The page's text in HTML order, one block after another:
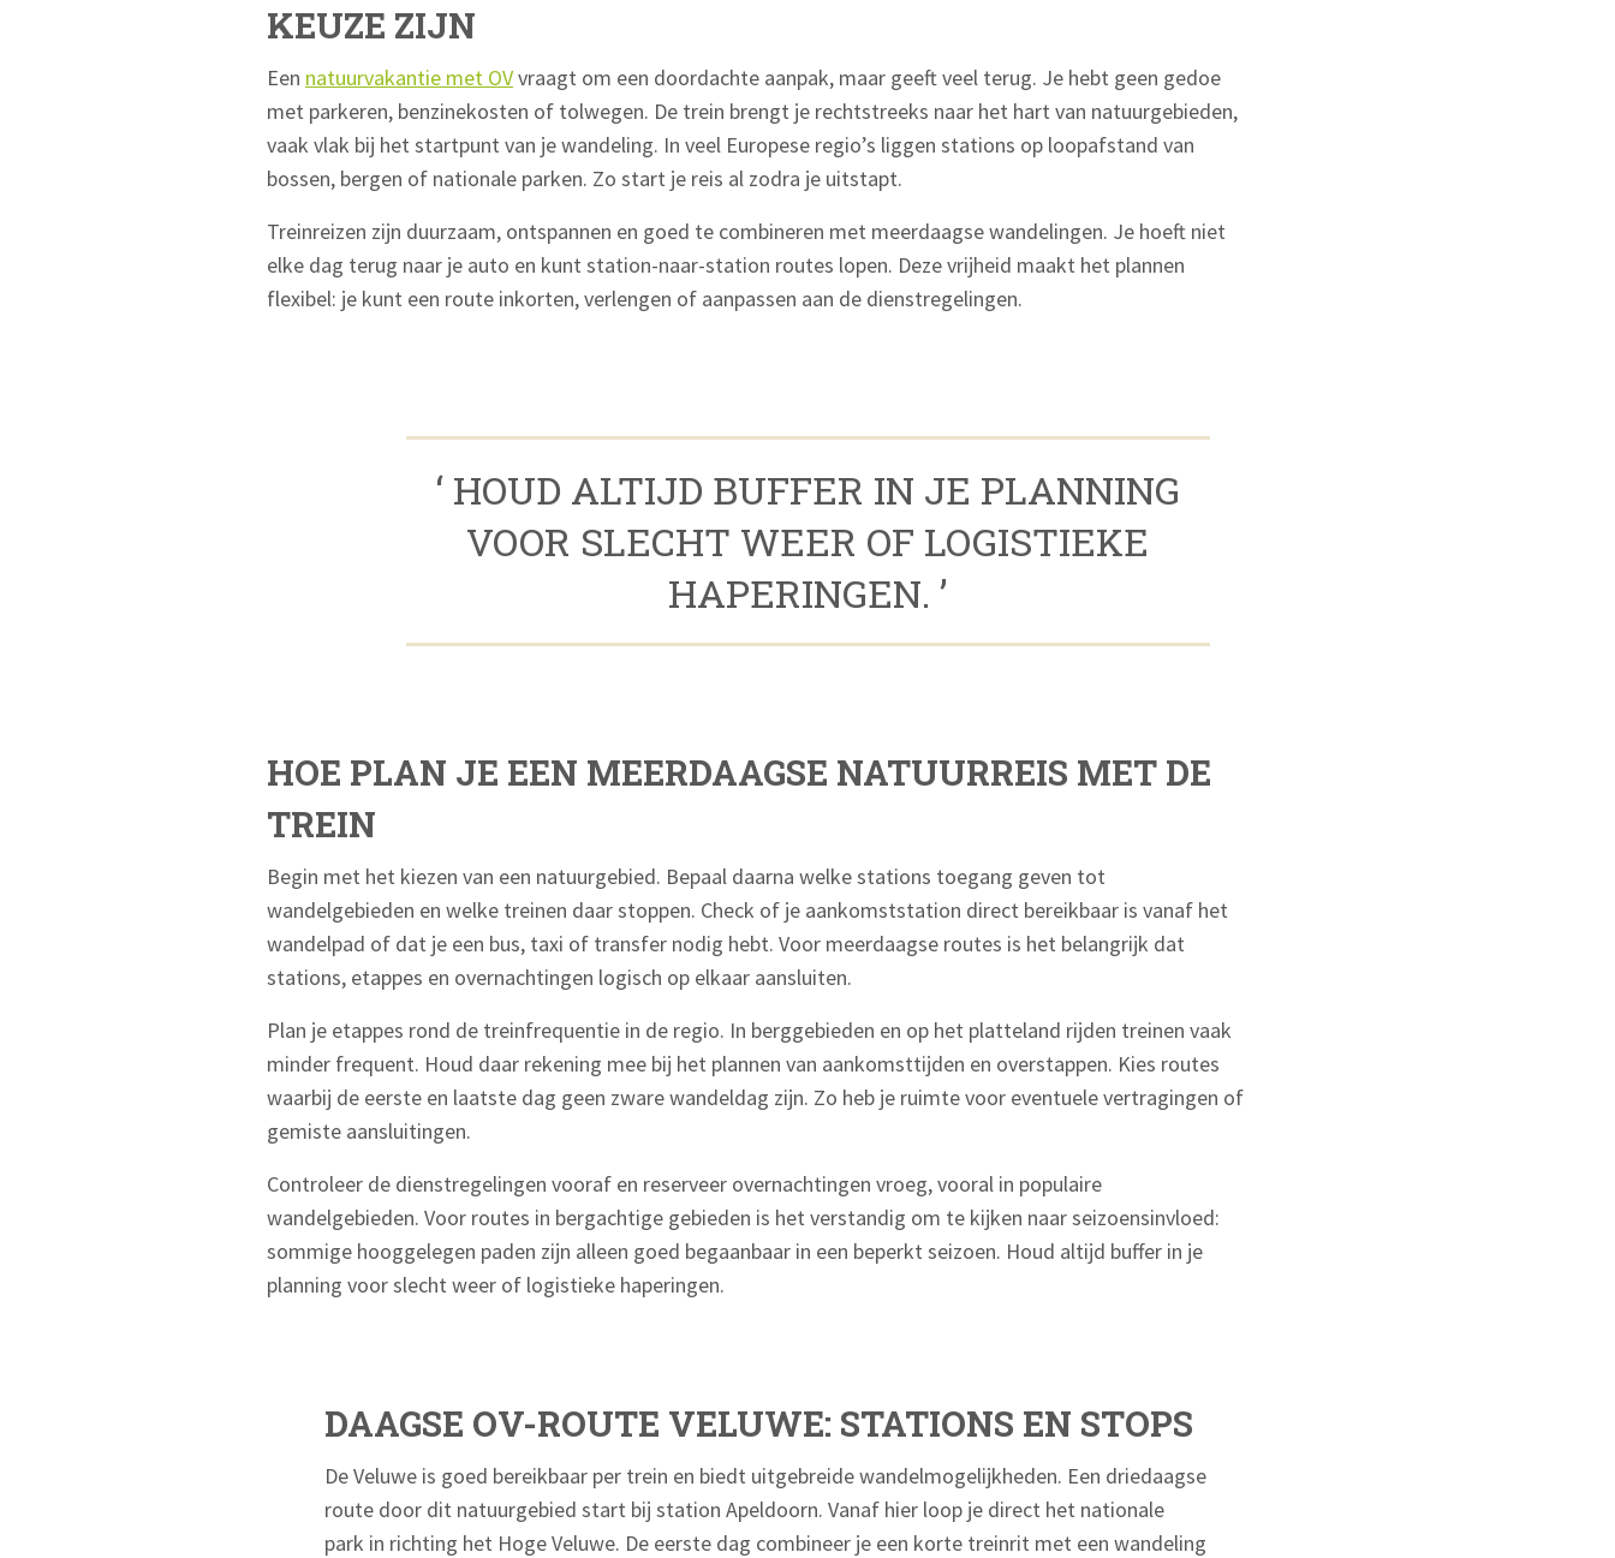
KEUZE ZIJN
Een natuurvakantie met OVvraagt om een doordachte aanpak, maar geeft veel terug. Je hebt geen gedoe
met parkeren, benzinekosten of tolwegen. De trein brengt je rechtstreeks naar het hart van natuurgebieden,
vaak vlak bij het startpunt van je wandeling. In veel Europese regio’s liggen stations op loopafstand van
bossen, bergen of nationale parken. Zo start je reis al zodra je uitstapt.
Treinreizen zijn duurzaam, ontspannen en goed te combineren met meerdaagse wandelingen. Je hoeft niet
elke dag terug naar je auto en kunt station-naar-station routes lopen. Deze vrijheid maakt het plannen
flexibel: je kunt een route inkorten, verlengen of aanpassen aan de dienstregelingen.
‘ HOUD ALTIJD BUFFER IN JE PLANNING
VOOR SLECHT WEER OF LOGISTIEKE
HAPERINGEN. ’
HOE PLAN JE EEN MEERDAAGSE NATUURREIS MET DE
TREIN
Begin met het kiezen van een natuurgebied. Bepaal daarna welke stations toegang geven tot
wandelgebieden en welke treinen daar stoppen. Check of je aankomststation direct bereikbaar is vanaf het
wandelpad of dat je een bus, taxi of transfer nodig hebt. Voor meerdaagse routes is het belangrijk dat
stations, etappes en overnachtingen logisch op elkaar aansluiten.
Plan je etappes rond de treinfrequentie in de regio. In berggebieden en op het platteland rijden treinen vaak
minder frequent. Houd daar rekening mee bij het plannen van aankomsttijden en overstappen. Kies routes
waarbij de eerste en laatste dag geen zware wandeldag zijn. Zo heb je ruimte voor eventuele vertragingen of
gemiste aansluitingen.
Controleer de dienstregelingen vooraf en reserveer overnachtingen vroeg, vooral in populaire
wandelgebieden. Voor routes in bergachtige gebieden is het verstandig om te kijken naar seizoensinvloed:
sommige hooggelegen paden zijn alleen goed begaanbaar in een beperkt seizoen. Houd altijd buffer in je
planning voor slecht weer of logistieke haperingen.
DAAGSE OV-ROUTE VELUWE: STATIONS EN STOPS
De Veluwe is goed bereikbaar per trein en biedt uitgebreide wandelmogelijkheden. Een driedaagse
route door dit natuurgebied start bij station Apeldoorn. Vanaf hier loop je direct het nationale
park in richting het Hoge Veluwe. De eerste dag combineer je een korte treinrit met een wandeling